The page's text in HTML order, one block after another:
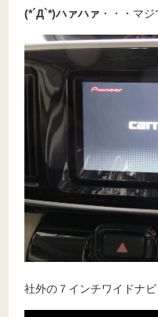
(*´Д`*)ハァハァ ・・・マ
社外の７インチワイドナ